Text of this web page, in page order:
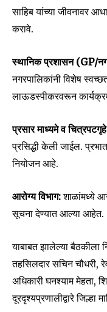
To subscribe, simply
or click the subscribe
your privacy and won't
safe with us.
साहिब यांच्या जीवनावर
करावे.
स्थानिक प्रशासन (GP/
नगरपालिकांनी विशेष
लाऊडस्पीकरवरून
प्रसार माध्यमे व
प्रसिद्धी केली जाईल.
नियोजन आहे.
आरोग्य विभाग:शाळांमध्ये
सूचना देण्यात आल्या आहेत.
याबाबत झालेल्या बैठकीला
तहसिलदार सचिन चौधरी,
अधिकारी घनश्याम मेहता,
दूरदृश्यप्रणालीद्वारे जिल्हा